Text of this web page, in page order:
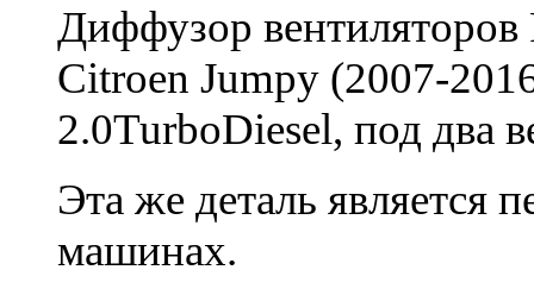
Диффузор
Citroen Jumpy (2007-
2.0TurboDiesel, под два
Эта же деталь является
машинах.